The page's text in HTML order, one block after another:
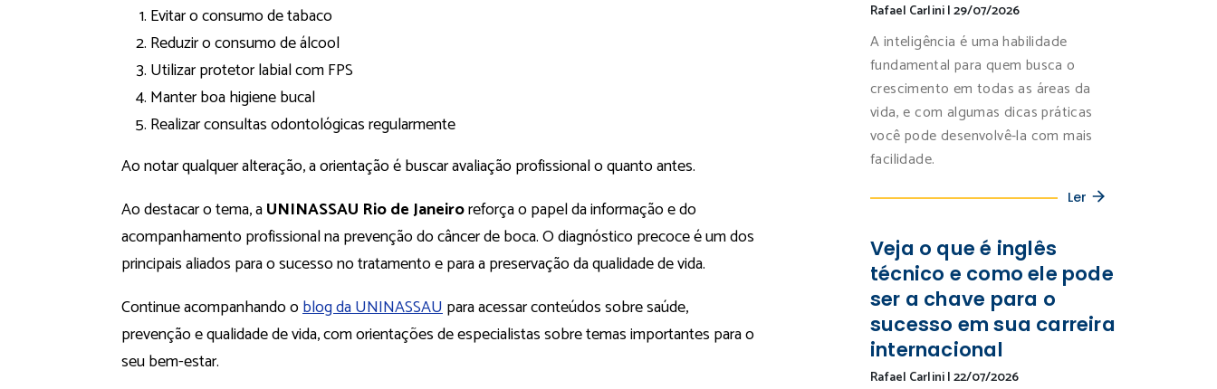
Evitar o consumo de tabaco
Reduzir o consumo de álcool
Utilizar protetor labial com FPS
Manter boa higiene bucal
Realizar consultas odontológicas regularmente
Ao notar qualquer alteração, a orientação é buscar avaliação profissional o quanto antes.
Ao destacar o tema, aUNINASSAU Rio de Janeiroreforça o papel da informação e do
acompanhamento profissional na prevenção do câncer de boca. O diagnóstico precoce é um dos
principais aliados para o sucesso no tratamento e para a preservação da qualidade de vida.
Continue acompanhando oblog da UNINASSAUpara acessar conteúdos sobre saúde,
prevenção e qualidade de vida, com orientações de especialistas sobre temas importantes para o
seu bem-estar.
Rafael Carlini|29/07/2026
A inteligência é uma habilidade
fundamental para quem busca o
crescimento em todas as áreas da
vida, e com algumas dicas práticas
você pode desenvolvê-la com mais
facilidade.
Ler
Veja o que é inglês
técnico e como ele pode
ser a chave para o
sucesso em sua carreira
internacional
Rafael Carlini|22/07/2026